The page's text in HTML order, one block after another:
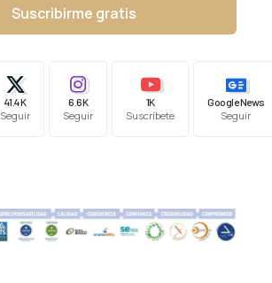
Suscribirme gratis
41.4K
Seguir
6.6K
Seguir
1K
Suscríbete
Google News
Seguir